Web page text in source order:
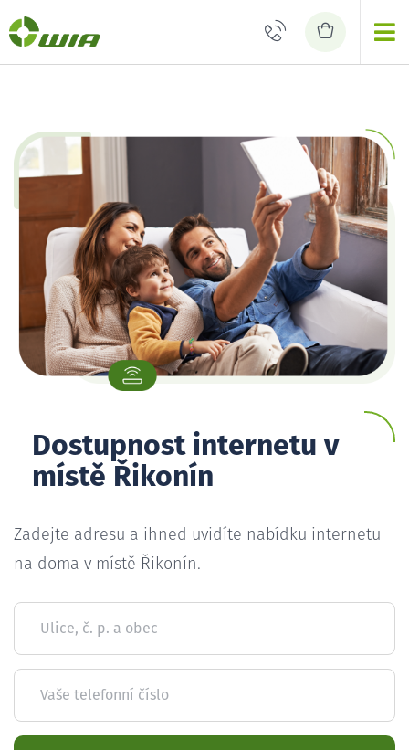
Dostupnost internetu v
místě Řikonín
Zadejte adresu a ihned uvidíte nabídku internetu
na doma v místě Řikonín.
Ulice, č. p. a obec
Vaše telefonní číslo